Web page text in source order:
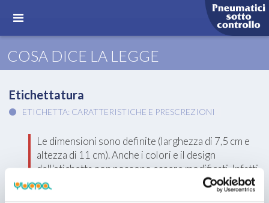
COSA DICE LA LEGGE
Etichettatura
ETICHETTA: CARATTERISTICHE E PRESCREZIONI
Le dimensioni sono definite (larghezza di 7,5 cm e
altezza di 11 cm). Anche i colori e il design
dell'etichetta non possono essere modificati. Infatti,
i fornitori di pneumatici non hanno la libertà di
decidere in merito alla dimensione dell'etichetta.